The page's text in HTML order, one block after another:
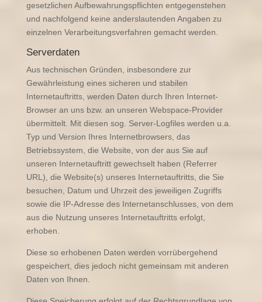
gesetzlichen Aufbewahrungspflichten entgegenstehen
und nachfolgend keine anderslautenden Angaben zu
einzelnen Verarbeitungsverfahren gemacht werden.
Serverdaten
Aus technischen Gründen, insbesondere zur
Gewährleistung eines sicheren und stabilen
Internetauftritts, werden Daten durch Ihren Internet-
Browser an uns bzw. an unseren Webspace-Provider
übermittelt. Mit diesen sog. Server-Logfiles werden u.a.
Typ und Version Ihres Internetbrowsers, das
Betriebssystem, die Website, von der aus Sie auf
unseren Internetauftritt gewechselt haben (Referrer
URL), die Website(s) unseres Internetauftritts, die Sie
besuchen, Datum und Uhrzeit des jeweiligen Zugriffs
sowie die IP-Adresse des Internetanschlusses, von dem
aus die Nutzung unseres Internetauftritts erfolgt,
erhoben.
Diese so erhobenen Daten werden vorrübergehend
gespeichert, dies jedoch nicht gemeinsam mit anderen
Daten von Ihnen.